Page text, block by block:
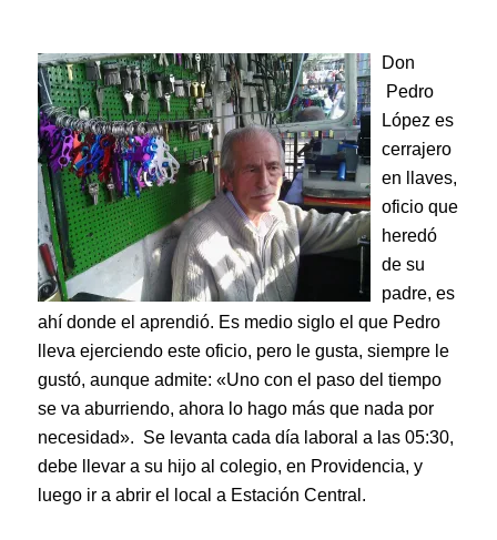
Don
Pedro
López es
cerrajero
en llaves,
oficio que
heredó
de su
padre, es
ahí donde el aprendió. Es medio siglo el que Pedro
lleva ejerciendo este oficio, pero le gusta, siempre le
gustó, aunque admite: «Uno con el paso del tiempo
se va aburriendo, ahora lo hago más que nada por
necesidad». Se levanta cada día laboral a las 05:30,
debe llevar a su hijo al colegio, en Providencia, y
luego ir a abrir el local a Estación Central.